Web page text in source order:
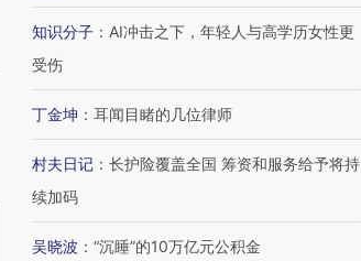
知识分子 ： AI冲击之下，年轻人与高学历女性更
受伤
丁金坤 ： 耳闻目睹的几位律师
村夫日记 ： 长护险覆盖全国 筹资和服务给予将持
续加码
吴晓波 ： “沉睡”的10万亿元公积金